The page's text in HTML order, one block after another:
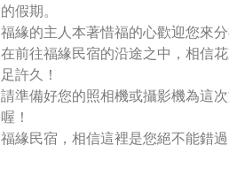
的假期。
福緣的主人本著惜福的心歡迎您來
在前往福緣民宿的沿途之中，相信
足許久！
請準備好您的照相機或攝影機為這
喔！
福緣民宿，相信這裡是您絕不能錯